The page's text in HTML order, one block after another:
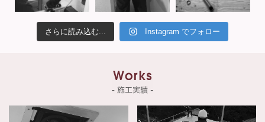
さらに読み込む... Instagram でフォロー